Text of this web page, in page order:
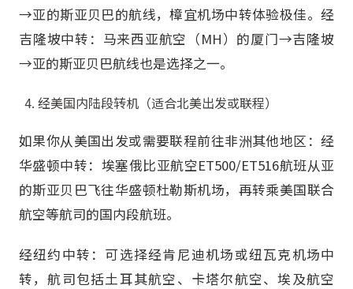
→亚的斯亚贝巴的航线，樟宜机场中转体验极佳。经
吉隆坡中转：马来西亚航空（MH）的厦门→吉隆坡
→亚的斯亚贝巴航线也是选择之一。
经美国内陆段转机（适合北美出发或联程）
如果你从美国出发或需要联程前往非洲其他地区：经
华盛顿中转：埃塞俄比亚航空ET500/ET516航班从亚
的斯亚贝巴飞往华盛顿杜勒斯机场，再转乘美国联合
航空等航司的国内段航班。
经纽约中转：可选择经肯尼迪机场或纽瓦克机场中
转，航司包括土耳其航空、卡塔尔航空、埃及航空